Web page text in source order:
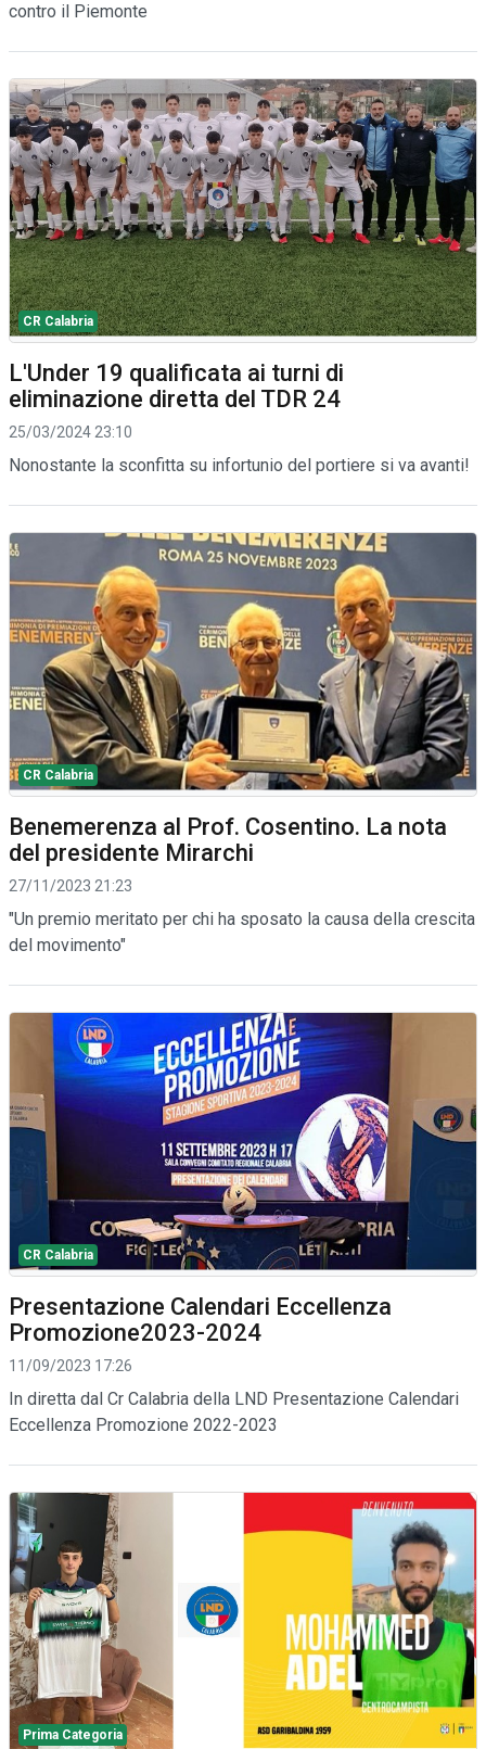
contro il Piemonte
CR Calabria
L'Under 19 qualificata ai turni di
eliminazione diretta del TDR 24
25/03/2024 23:10
Nonostante la sconfitta su infortunio del portiere si va avanti!
CR Calabria
Benemerenza al Prof. Cosentino. La nota
del presidente Mirarchi
27/11/2023 21:23
"Un premio meritato per chi ha sposato la causa della crescita
del movimento"
CR Calabria
Presentazione Calendari Eccellenza
Promozione2023-2024
11/09/2023 17:26
In diretta dal Cr Calabria della LND Presentazione Calendari
Eccellenza Promozione 2022-2023
Prima Categoria